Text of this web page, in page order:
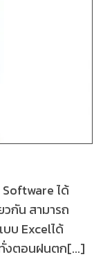
ได้
วกัน สามารถ
บ Excelได้
งตอนฝนตก[...]